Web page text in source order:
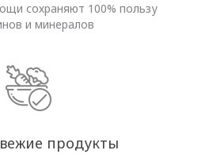
сохраняют 100% пользу
и минералов
продукты